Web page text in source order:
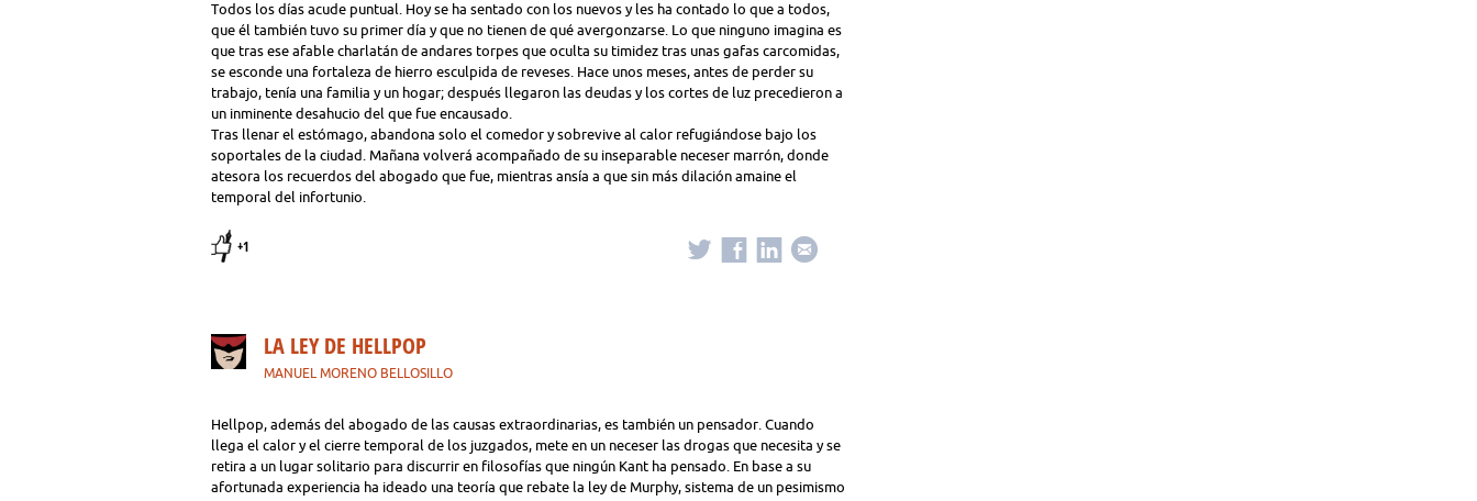
Todos los días acude puntual. Hoy se ha sentado con los nuevos y les ha contado lo que a todos,
que él también tuvo su primer día y que no tienen de qué avergonzarse. Lo que ninguno imagina es
que tras ese afable charlatán de andares torpes que oculta su timidez tras unas gafas carcomidas,
se esconde una fortaleza de hierro esculpida de reveses. Hace unos meses, antes de perder su
trabajo, tenía una familia y un hogar; después llegaron las deudas y los cortes de luz precedieron a
un inminente desahucio del que fue encausado.
Tras llenar el estómago, abandona solo el comedor y sobrevive al calor refugiándose bajo los
soportales de la ciudad. Mañana volverá acompañado de su inseparable neceser marrón, donde
atesora los recuerdos del abogado que fue, mientras ansía a que sin más dilación amaine el
temporal del infortunio.
+1
LA LEY DE HELLPOP
MANUEL MORENO BELLOSILLO
Hellpop, además del abogado de las causas extraordinarias, es también un pensador. Cuando
llega el calor y el cierre temporal de los juzgados, mete en un neceser las drogas que necesita y se
retira a un lugar solitario para discurrir en filosofías que ningún Kant ha pensado. En base a su
afortunada experiencia ha ideado una teoría que rebate la ley de Murphy, sistema de un pesimismo